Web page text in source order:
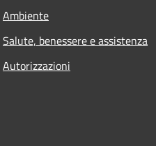
Ambiente
Salute, benessere e assistenza
Autorizzazioni